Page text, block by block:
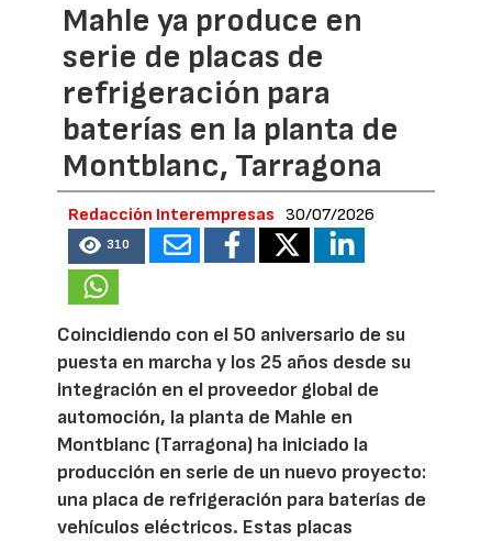
Mahle ya produce en
serie de placas de
refrigeración para
baterías en la planta de
Montblanc, Tarragona
Redacción Interempresas 30/07/2026
310
Coincidiendo con el 50 aniversario de su
puesta en marcha y los 25 años desde su
integración en el proveedor global de
automoción, la planta de Mahle en
Montblanc (Tarragona) ha iniciado la
producción en serie de un nuevo proyecto:
una placa de refrigeración para baterías de
vehículos eléctricos. Estas placas